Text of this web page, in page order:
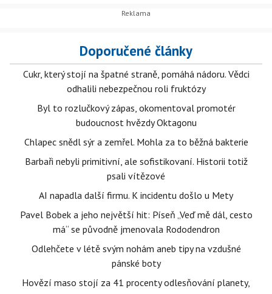
Doporučené články
Cukr, který stojí na špatné straně, pomáhá nádoru. Vědci
odhalili nebezpečnou roli fruktózy
Byl to rozlučkový zápas, okomentoval promotér
budoucnost hvězdy Oktagonu
Chlapec snědl sýr a zemřel. Mohla za to běžná bakterie
Barbaři nebyli primitivní, ale sofistikovaní. Historii totiž
psali vítězové
AI napadla další firmu. K incidentu došlo u Mety
Pavel Bobek a jeho největší hit: Píseň „Veď mě dál, cesto
má“ se původně jmenovala Rododendron
Odlehčete v létě svým nohám aneb tipy na vzdušné
pánské boty
Hovězí maso stojí za 41 procenty odlesňování planety,